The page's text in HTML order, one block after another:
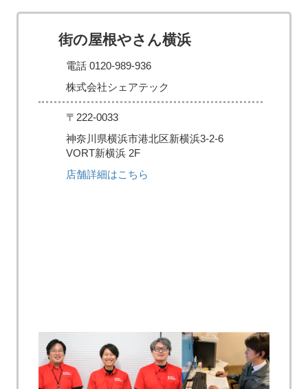
街の屋根やさん横浜
電話 0120-989-936
株式会社シェアテック
〒222-0033
神奈川県横浜市港北区新横浜3-2-6
VORT新横浜 2F
店舗詳細はこちら